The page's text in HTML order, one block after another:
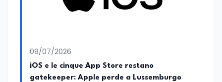
09/07/2026
iOS e le cinque App Store restano
gatekeeper: Apple perde a Lussemburgo